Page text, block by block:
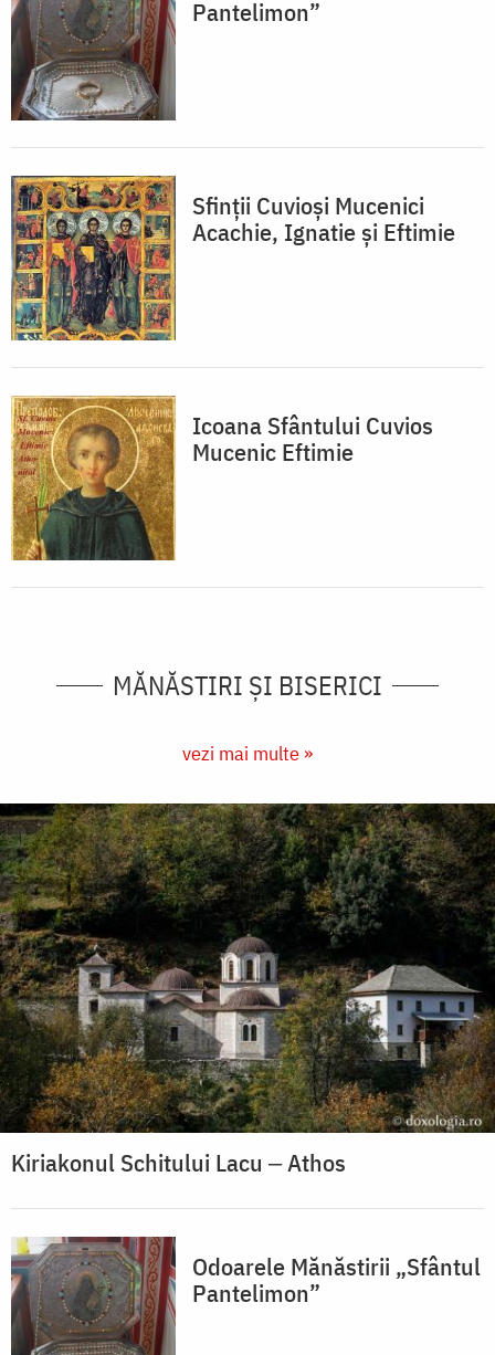
Pantelimon”
Sfinții Cuvioși Mucenici
Acachie, Ignatie și Eftimie
Icoana Sfântului Cuvios
Mucenic Eftimie
MĂNĂSTIRI ȘI BISERICI
vezi mai multe »
Kiriakonul Schitului Lacu ‒ Athos
Odoarele Mănăstirii „Sfântul
Pantelimon”